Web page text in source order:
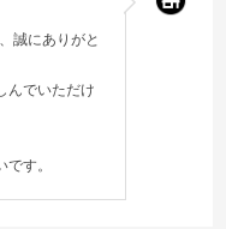
誠にありがと
んでいただけ
す。